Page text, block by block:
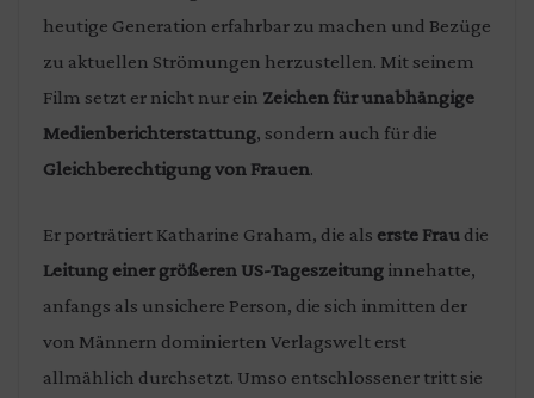
heutige Generation erfahrbar zu machen und Bezüge
zu aktuellen Strömungen herzustellen. Mit seinem
Film setzt er nicht nur ein Zeichen für unabhängige
Medienberichterstattung, sondern auch für die
Gleichberechtigung von Frauen.
Er porträtiert Katharine Graham, die als erste Frau die
Leitung einer größeren US-Tageszeitung innehatte,
anfangs als unsichere Person, die sich inmitten der
von Männern dominierten Verlagswelt erst
allmählich durchsetzt. Umso entschlossener tritt sie